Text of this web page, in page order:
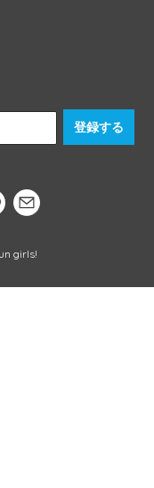
登録する
girls!